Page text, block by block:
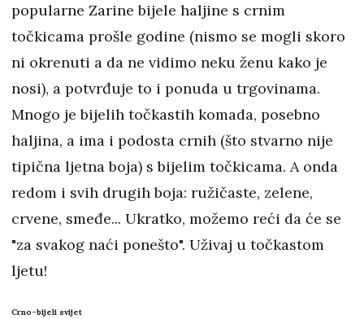
popularne Zarine bijele haljine s crnim
točkicama prošle godine (nismo se mogli skoro
ni okrenuti a da ne vidimo neku ženu kako je
nosi), a potvrđuje to i ponuda u trgovinama.
Mnogo je bijelih točkastih komada, posebno
haljina, a ima i podosta crnih (što stvarno nije
tipična ljetna boja) s bijelim točkicama. A onda
redom i svih drugih boja: ružičaste, zelene,
crvene, smeđe... Ukratko, možemo reći da će se
"za svakog naći ponešto". Uživaj u točkastom
ljetu!
Crno-bijeli svijet